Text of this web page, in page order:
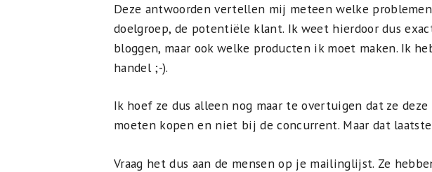
Deze antwoorden vertellen mij meteen welke
doelgroep, de potentiële klant. Ik weet hierdoor dus
bloggen, maar ook welke producten ik moet maken. Ik
handel ;-).
Ik hoef ze dus alleen nog maar te overtuigen dat ze deze
moeten kopen en niet bij de concurrent. Maar dat
Vraag het dus aan de mensen op je mailinglijst. Ze